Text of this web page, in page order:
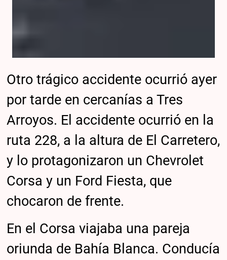
Otro trágico accidente ocurrió ayer
por tarde en cercanías a Tres
Arroyos. El accidente ocurrió en la
ruta 228, a la altura de El Carretero,
y lo protagonizaron un Chevrolet
Corsa y un Ford Fiesta, que
chocaron de frente.
En el Corsa viajaba una pareja
oriunda de Bahía Blanca. Conducía